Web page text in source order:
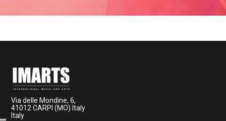
Via delle Mondine, 6,
41012 CARPI (MO) Italy
Italy